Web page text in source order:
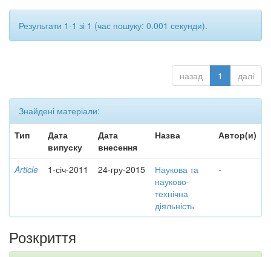
Результати 1-1 зі 1 (час пошуку: 0.001 секунди).
назад 1 далі
Знайдені матеріали:
Тип
Дата
випуску
Дата
внесення
Назва Автор(и)
Article 1-січ-2011 24-гру-2015
Наукова та
науково-
технічна
діяльність
-
Розкриття